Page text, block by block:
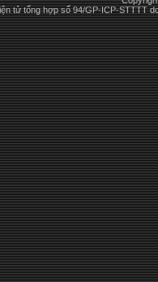
tử tổng hợp số 94/GP-ICP-STTTT